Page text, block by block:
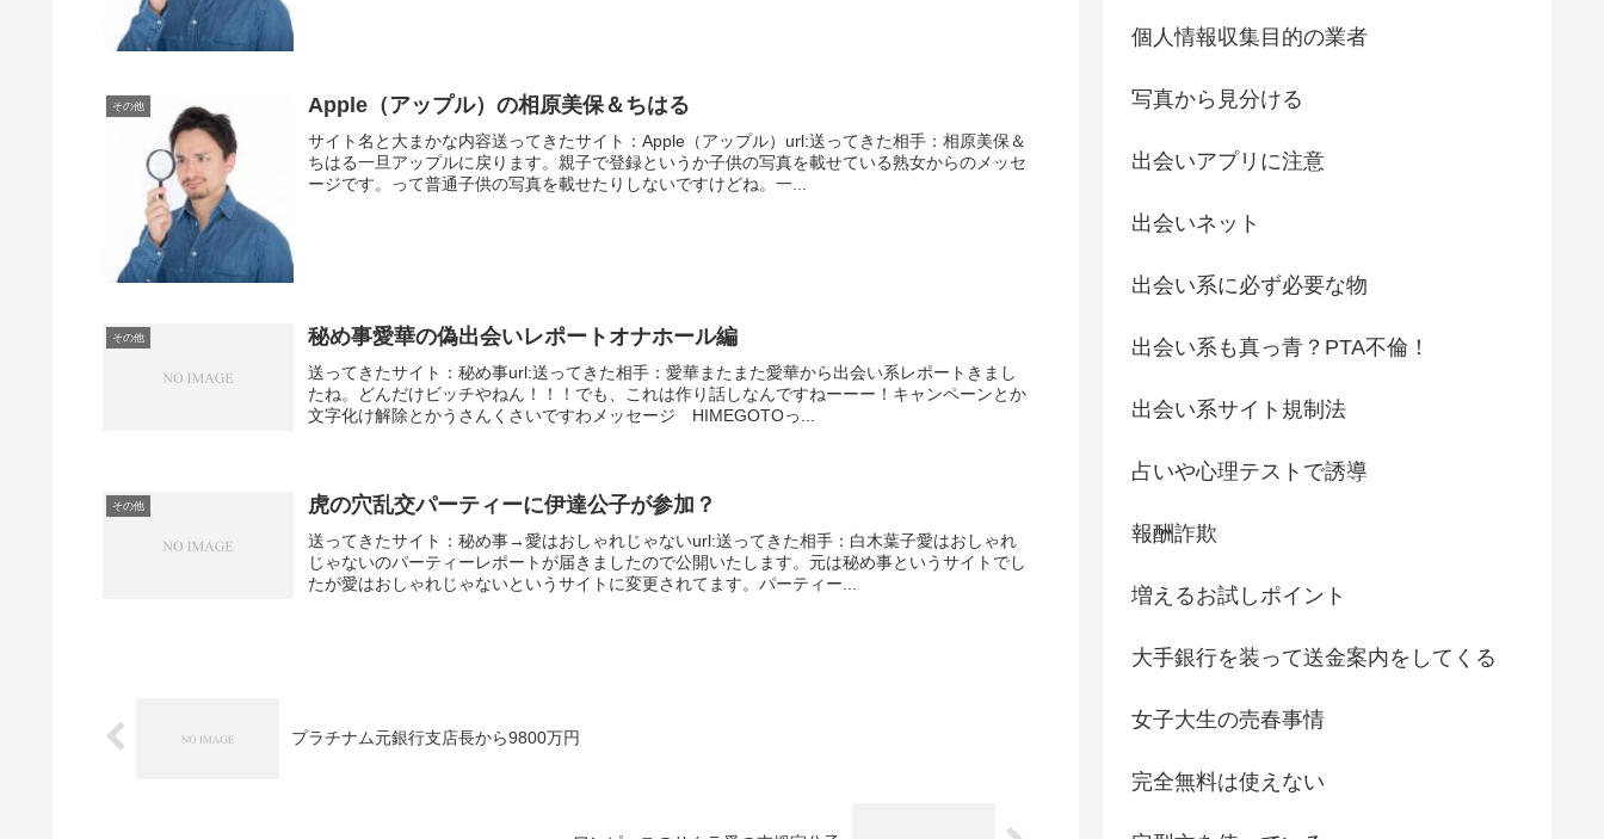
その他 Apple（アップル）の相原美保＆ちはる
サイト名と大まかな内容送ってきたサイト：Apple（アップル）url:送ってきた相手：相原美保＆
ちはる一旦アップルに戻ります。親子で登録というか子供の写真を載せている熟女からのメッセ
ージです。って普通子供の写真を載せたりしないですけどね。一...
その他 秘め事愛華の偽出会いレポートオナホール編
送ってきたサイト：秘め事url:送ってきた相手：愛華またまた愛華から出会い系レポートきまし
たね。どんだけビッチやねん！！！でも、これは作り話しなんですねーーー！キャンペーンとか
文字化け解除とかうさんくさいですわメッセージ HIMEGOTOっ...
その他 虎の穴乱交パーティーに伊達公子が参加？
送ってきたサイト：秘め事→愛はおしゃれじゃないurl:送ってきた相手：白木葉子愛はおしゃれ
じゃないのパーティーレポートが届きましたので公開いたします。元は秘め事というサイトでし
たが愛はおしゃれじゃないというサイトに変更されてます。パーティー...
プラチナム元銀行支店長から9800万円
個人情報収集目的の業者
写真から見分ける
出会いアプリに注意
出会いネット
出会い系に必ず必要な物
出会い系も真っ青？PTA不倫！
出会い系サイト規制法
占いや心理テストで誘導
報酬詐欺
増えるお試しポイント
大手銀行を装って送金案内をしてくる
女子大生の売春事情
完全無料は使えない